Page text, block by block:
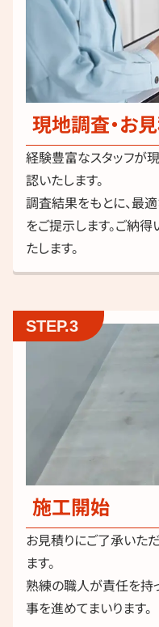
現地調査・お
経験豊富なスタッフが
認いたします。
調査結果をもとに、最
をご提示します。ご納
たします。
STEP.3
施工開始
お見積りにご了承いた
ます。
熟練の職人が責任を持
事を進めてまいります。